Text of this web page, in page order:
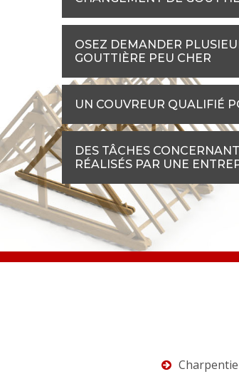
OSEZ DEMANDER
GOUTTIÈRE PEU CHER
UN COUVREUR QUALIFIÉ
DES TÂCHES
RÉALISÉS PAR UNE